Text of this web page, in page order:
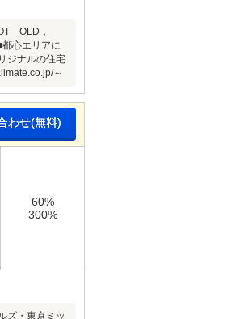
OLD，
心エリアに
ジナルの住宅
～
わせ(無料)
60%
300%
・東京ミッ